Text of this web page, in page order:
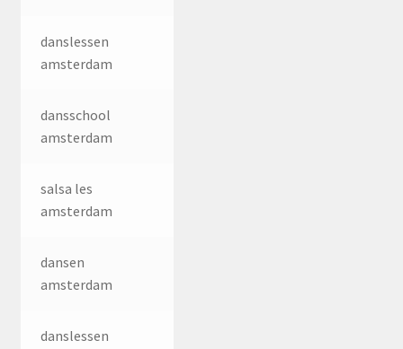
danslessen
amsterdam
dansschool
amsterdam
salsa les
amsterdam
dansen
amsterdam
danslessen